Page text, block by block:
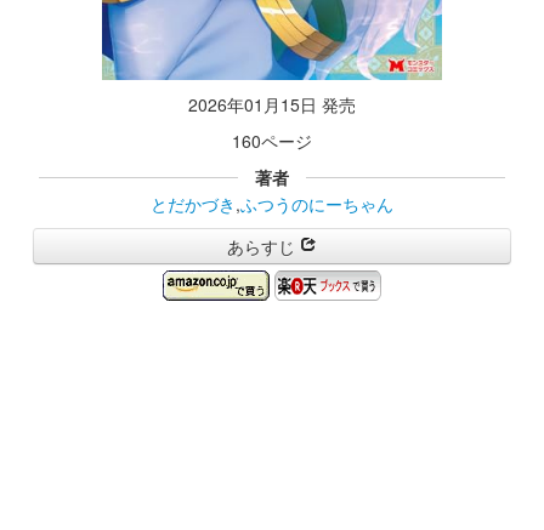
2026年01月15日 発売
160ページ
著者
とだかづき ,ふつうのにーちゃん
あらすじ